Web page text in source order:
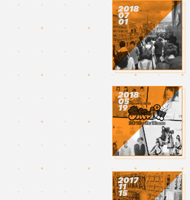
2018
07
01
2018
05
19
2017
11
15